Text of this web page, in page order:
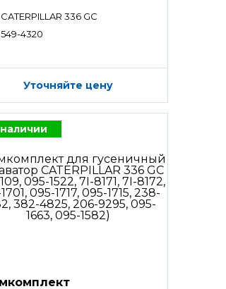
CATERPILLAR 336 GC
549-4320
Уточняйте цену